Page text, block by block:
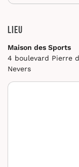
Lieu
Maison des Sports
4 boulevard Pierre
Nevers